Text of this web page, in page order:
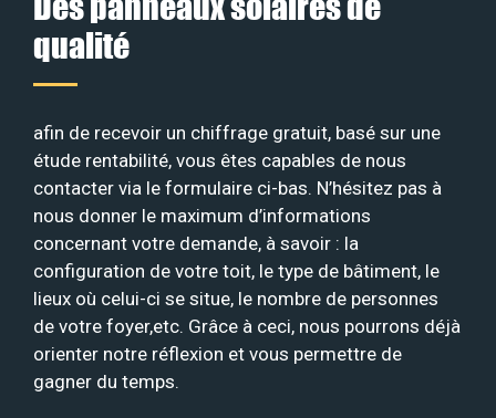
qualité
afin de recevoir un chiffrage gratuit, basé sur une
étude rentabilité, vous êtes capables de nous
contacter via le formulaire ci-bas. N’hésitez pas à
nous donner le maximum d’informations
concernant votre demande, à savoir : la
configuration de votre toit, le type de bâtiment, le
lieux où celui-ci se situe, le nombre de personnes
de votre foyer,etc. Grâce à ceci, nous pourrons déjà
orienter notre réflexion et vous permettre de
gagner du temps.